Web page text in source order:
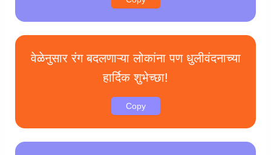
वेळेनुसार रंग बदलणाऱ्या लोकांना पण धुलीवंदनाच्या
हार्दिक शुभेच्छा!
Copy